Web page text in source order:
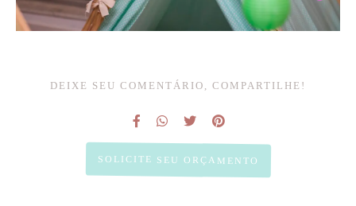
DEIXE SEU COMENTÁRIO, COMPARTILHE!
SOLICITE SEU ORÇAMENTO